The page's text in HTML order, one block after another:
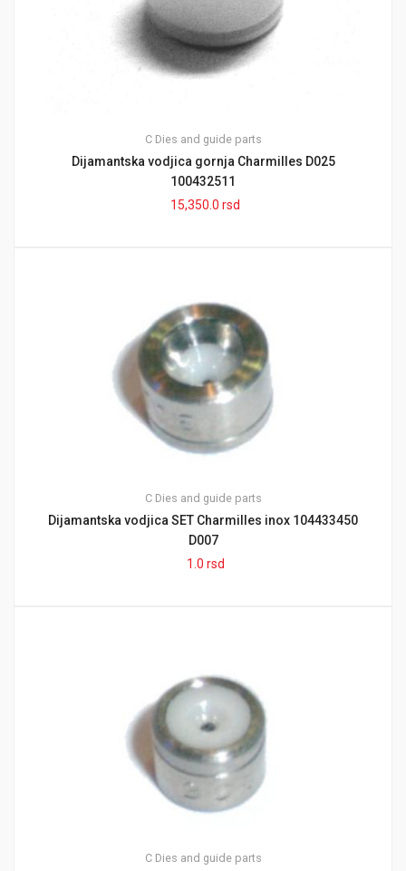
C Dies and guide parts
Dijamantska vodjica gornja Charmilles D025
100432511
15,350.0 rsd
C Dies and guide parts
Dijamantska vodjica SET Charmilles inox 104433450
D007
1.0 rsd
C Dies and guide parts